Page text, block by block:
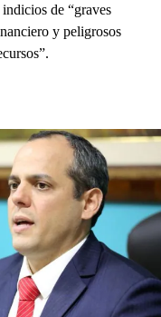
de “graves
y peligrosos